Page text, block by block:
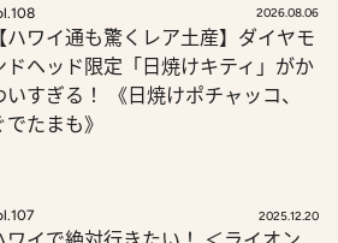
2026.08.06
【ハワイ通も驚くレア土産】ダイヤモ
ドヘッド限定「日焼けキティ」がか
いすぎる！ 《日焼けポチャッコ、
でたまも》
2025.12.20